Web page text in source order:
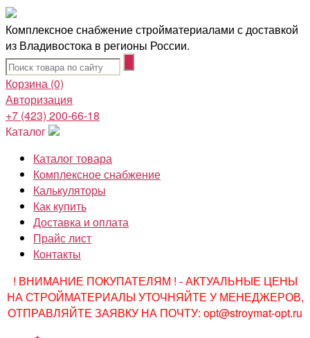
Комплексное снабжение стройматериалами с доставкой
из Владивостока в регионы России.
Корзина (0)
Авторизация
+7 (423) 200-66-18
Каталог
Каталог товара
Комплексное снабжение
Калькуляторы
Как купить
Доставка и оплата
Прайс лист
Контакты
! ВНИМАНИЕ ПОКУПАТЕЛЯМ ! - АКТУАЛЬНЫЕ ЦЕНЫ
НА СТРОЙМАТЕРИАЛЫ УТОЧНЯЙТЕ У МЕНЕДЖЕРОВ,
ОТПРАВЛЯЙТЕ ЗАЯВКУ НА ПОЧТУ: opt@stroymat-opt.ru